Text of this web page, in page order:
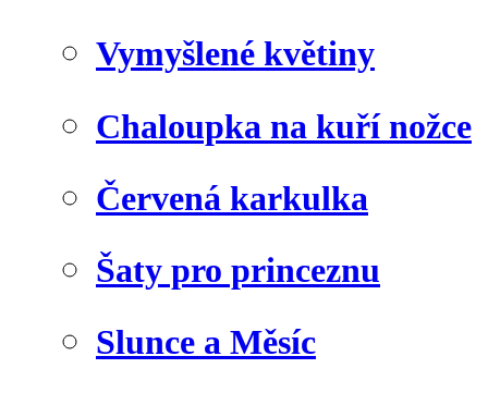
Vymyšlené květiny
Chaloupka na kuří nožce
Červená karkulka
Šaty pro princeznu
Slunce a Měsíc